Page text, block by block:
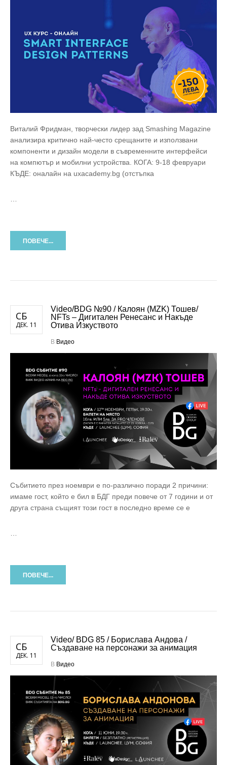
Виталий Фридман, творчески лидер зад Smashing Magazine
анализира критично най-често срещаните и използвани
компоненти и дизайн модели в съвременните интерфейси
на компютър и мобилни устройства. КОГА: 9-18 февруари
КЪДЕ: оналайн на uxacademy.bg (отстъпка
ПОВЕЧЕ...
СБ
ДЕК. 11
Video/BDG №90 / Калоян (MZK) Тошев/
NFTs – Дигитален Ренесанс и Накъде
Отива Изкуството
В Видео
Събитието през ноември e по-различно поради 2 причини:
имаме гост, който е бил в БДГ преди повече от 7 години и от
друга страна същият този гост в последно време се е
…
ПОВЕЧЕ...
СБ
ДЕК. 11
Video/ BDG 85 / Борислава Андова /
Създаване на персонажи за анимация
В Видео